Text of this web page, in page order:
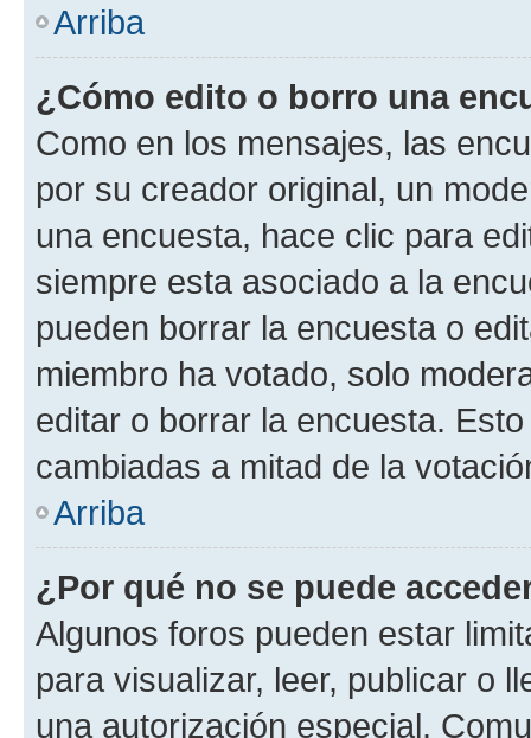
Arriba
¿Cómo edito o borro una
Como en los mensajes, las
por su creador original, un
una encuesta, hace clic para
siempre esta asociado a la
pueden borrar la encuesta o
miembro ha votado, solo
editar o borrar la encuesta.
cambiadas a mitad de la
Arriba
¿Por qué no se puede
Algunos foros pueden estar
para visualizar, leer, publicar o
una autorización especial.